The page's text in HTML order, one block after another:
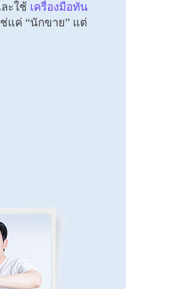
ะใช้ เครื่องมือทัน
แค่ “นักขาย” แต่